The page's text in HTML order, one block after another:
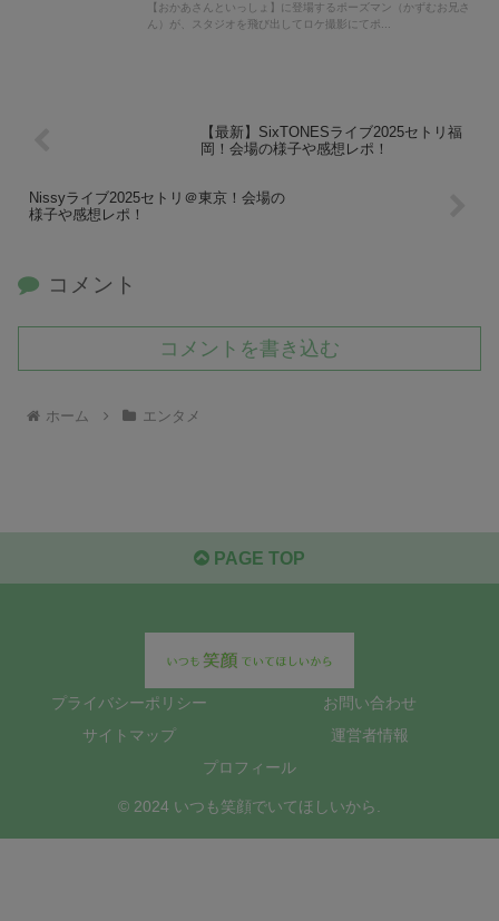
【おかあさんといっしょ】に登場するポーズマン（かずむお兄さ
ん）が、スタジオを飛び出してロケ撮影にてポ...
【最新】SixTONESライブ2025セトリ福
岡！会場の様子や感想レポ！
Nissyライブ2025セトリ＠東京！会場の
様子や感想レポ！
コメント
コメントを書き込む
ホーム エンタメ
PAGE TOP
プライバシーポリシー
お問い合わせ
サイトマップ
運営者情報
プロフィール
© 2024 いつも笑顔でいてほしいから.